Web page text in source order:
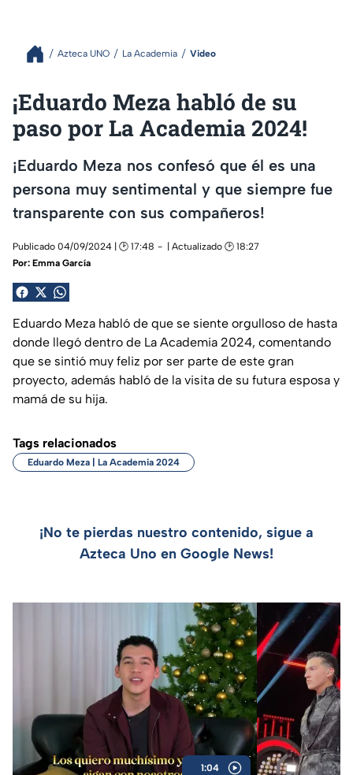
Azteca UNO La Academia Video
¡Eduardo Meza habló de su
paso por La Academia 2024!
¡Eduardo Meza nos confesó que él es una
persona muy sentimental y que siempre fue
transparente con sus compañeros!
Publicado 04/09/2024 | 🕑 17:48
| Actualizado 🕑 18:27
Por: Emma García
Eduardo Meza habló de que se siente orgulloso de hasta
donde llegó dentro de La Academia 2024, comentando
que se sintió muy feliz por ser parte de este gran
proyecto, además habló de la visita de su futura esposa y
mamá de su hija.
Tags relacionados
Eduardo Meza | La Academia 2024
¡No te pierdas nuestro contenido, sigue a
Azteca Uno en Google News!
1:04